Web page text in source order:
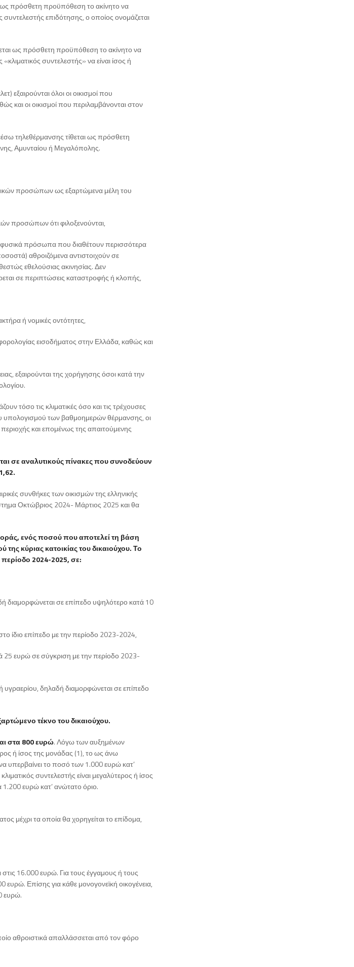
ως πρόσθετη προϋπόθεση το ακίνητο να
επιδότησης, ο οποίος ονομάζεται
ως πρόσθετη προϋπόθεση το ακίνητο να
συντελεστής» να είναι ίσος ή
όλοι οι οικισμοί που
και οι οικισμοί που περιλαμβάνονται στον
τηλεθέρμανσης τίθεται ως πρόσθετη
Αμυνταίου ή Μεγαλόπολης.
προσώπων ως εξαρτώμενα μέλη του
προσώπων ότι φιλοξενούνται,
πρόσωπα που διαθέτουν περισσότερα
αθροιζόμενα αντιστοιχούν σε
εθελούσιας ακινησίας. Δεν
σε περιπτώσεις καταστροφής ή κλοπής,
ή νομικές οντότητες,
εισοδήματος στην Ελλάδα, καθώς και
εξαιρούνται της χορήγησης όσοι κατά την
τόσο τις κλιματικές όσο και τις τρέχουσες
υπολογισμού των βαθμοημερών θέρμανσης, οι
και επομένως της απαιτούμενης
σε αναλυτικούς πίνακες που συνοδεύουν
συνθήκες των οικισμών της ελληνικής
Οκτώβριος 2024- Μάρτιος 2025 και θα
ενός ποσού που αποτελεί τη βάση
κύριας κατοικίας του δικαιούχου. Το
2024-2025, σε:
διαμορφώνεται σε επίπεδο υψηλότερο κατά 10
ίδιο επίπεδο με την περίοδο 2023-2024,
25 ευρώ σε σύγκριση με την περίοδο 2023-
δηλαδή διαμορφώνεται σε επίπεδο
τέκνο του δικαιούχου.
στα 800 ευρώ. Λόγω των αυξημένων
ή ίσος της μονάδας (1), το ως άνω
υπερβαίνει το ποσό των 1.000 ευρώ κατ’
συντελεστής είναι μεγαλύτερος ή ίσος
1.200 ευρώ κατ’ ανώτατο όριο.
μέχρι τα οποία θα χορηγείται το επίδομα,
στις 16.000 ευρώ. Για τους έγγαμους ή τους
Επίσης για κάθε μονογονεϊκή οικογένεια,
ευρώ.
αθροιστικά απαλλάσσεται από τον φόρο